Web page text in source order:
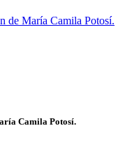
Camila Potosí.